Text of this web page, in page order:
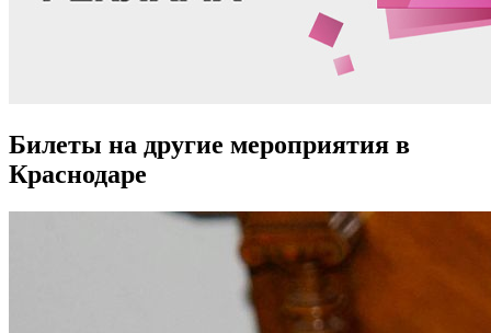
Билеты на другие мероприятия в
Краснодаре